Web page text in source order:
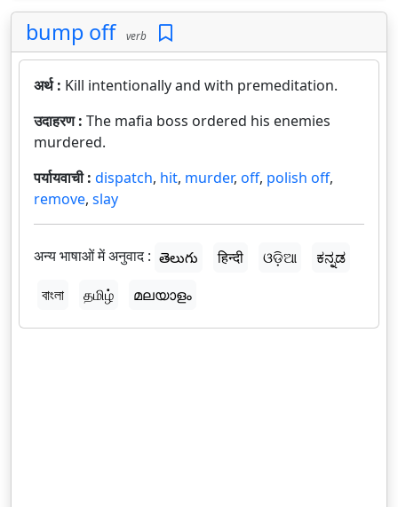
bump off verb
अर्थ : Kill intentionally and with premeditation.
उदाहरण : The mafia boss ordered his enemies
murdered.
पर्यायवाची : dispatch, hit, murder, off, polish off,
remove, slay
अन्य भाषाओं में अनुवाद : తెలుగు हिन्दी ଓଡ଼ିଆ
ಕನ್ನಡ
বাংলা
தமிழ் മലയാളം